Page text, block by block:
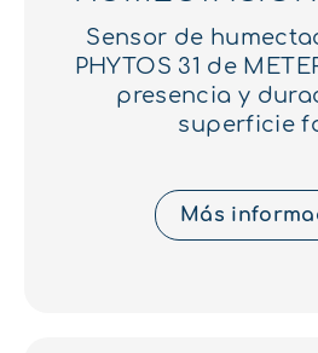
Sensor de
PHYTOS 31 de
presencia y
superficie
Más